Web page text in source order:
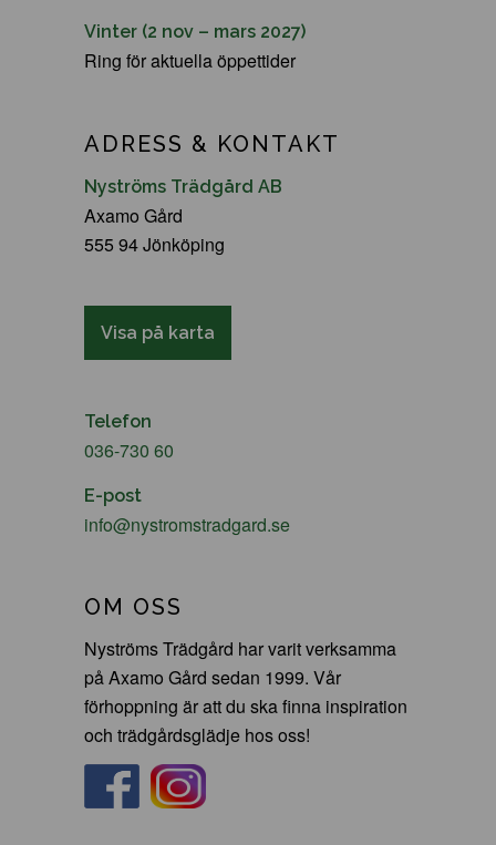
Vinter (2 nov – mars 2027)
Ring för aktuella öppettider
ADRESS & KONTAKT
Nyströms Trädgård AB
Axamo Gård
555 94 Jönköping
Visa på karta
Telefon
036-730 60
E-post
info@nystromstradgard.se
OM OSS
Nyströms Trädgård har varit verksamma
på Axamo Gård sedan 1999. Vår
förhoppning är att du ska finna inspiration
och trädgårdsglädje hos oss!